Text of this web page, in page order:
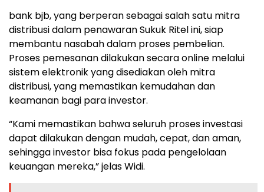
bank bjb, yang berperan sebagai salah satu mitra
distribusi dalam penawaran Sukuk Ritel ini, siap
membantu nasabah dalam proses pembelian.
Proses pemesanan dilakukan secara online melalui
sistem elektronik yang disediakan oleh mitra
distribusi, yang memastikan kemudahan dan
keamanan bagi para investor.
“Kami memastikan bahwa seluruh proses investasi
dapat dilakukan dengan mudah, cepat, dan aman,
sehingga investor bisa fokus pada pengelolaan
keuangan mereka,” jelas Widi.